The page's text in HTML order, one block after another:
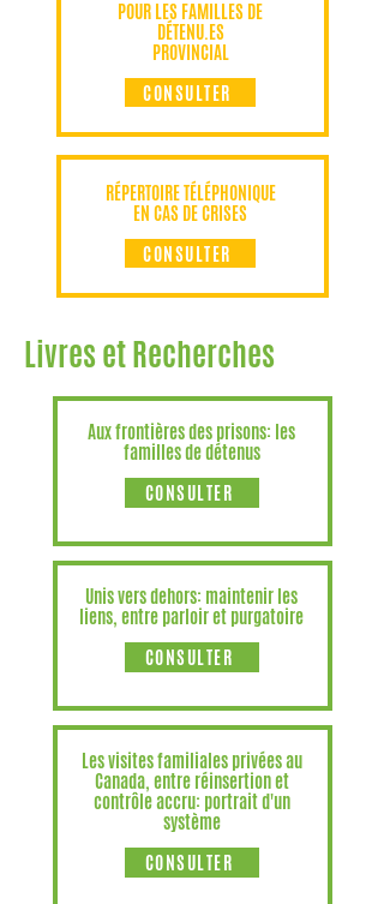
POUR LES FAMILLES DE
DÉTENU.ES
PROVINCIAL
CONSULTER
RÉPERTOIRE TÉLÉPHONIQUE
EN CAS DE CRISES
CONSULTER
Livres et Recherches
Aux frontières des prisons: les
familles de détenus
CONSULTER
Unis vers dehors: maintenir les
liens, entre parloir et purgatoire
CONSULTER
Les visites familiales privées au
Canada, entre réinsertion et
contrôle accru: portrait d'un
système
CONSULTER